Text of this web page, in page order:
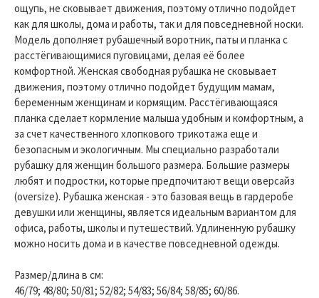
ощупь, не сковывает движения, поэтому отлично подойдет
как для школы, дома и работы, так и для повседневной носки.
Модель дополняет рубашечный воротник, паты и планка с
расстёгивающимися пуговицами, делая её более
комфортной. Женская свободная рубашка не сковывает
движения, поэтому отлично подойдет будущим мамам,
беременным женщинам и кормящим. Расстёгивающаяся
планка сделает кормление малыша удобным и комфортным, а
за счет качественного хлопкового трикотажа еще и
безопасным и экологичным. Мы специально разработали
рубашку для женщин большого размера. Большие размеры
любят и подростки, которые предпочитают вещи оверсайз
(oversize). Рубашка женская - это базовая вещь в гардеробе
девушки или женщины, является идеальным вариантом для
офиса, работы, школы и путешествий. Удлиненную рубашку
можно носить дома и в качестве повседневной одежды.
Размер/длина в см:
46/79; 48/80; 50/81; 52/82; 54/83; 56/84; 58/85; 60/86.